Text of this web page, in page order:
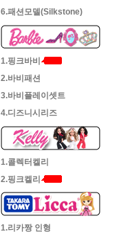
6.패션모델(Silkstone)
1.핑크바비
2.바비패션
3.바비플레이셋트
4.디즈니시리즈
1.콜렉터켈리
2.핑크켈리
1.리카짱 인형